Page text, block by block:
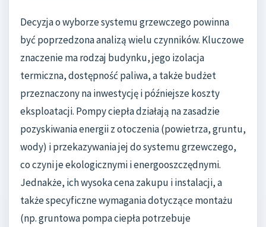
Decyzja o wyborze systemu grzewczego powinna
być poprzedzona analizą wielu czynników. Kluczowe
znaczenie ma rodzaj budynku, jego izolacja
termiczna, dostępność paliwa, a także budżet
przeznaczony na inwestycję i późniejsze koszty
eksploatacji. Pompy ciepła działają na zasadzie
pozyskiwania energii z otoczenia (powietrza, gruntu,
wody) i przekazywania jej do systemu grzewczego,
co czyni je ekologicznymi i energooszczędnymi.
Jednakże, ich wysoka cena zakupu i instalacji, a
także specyficzne wymagania dotyczące montażu
(np. gruntowa pompa ciepła potrzebuje